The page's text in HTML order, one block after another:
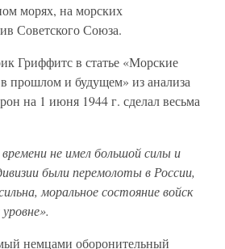
морях, на морских
Советского Союза.
Гриффитс в статье «Морские
прошлом и будущем» из анализа
на 1 июня 1944 г. сделал весьма
не имел большой силы и
были перемолоты в России,
моральное состояние войск
немцами оборонительный